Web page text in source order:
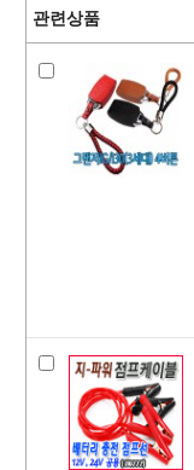
관련상품